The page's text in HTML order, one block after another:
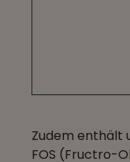
Zudem enthält
FOS (Fructro-